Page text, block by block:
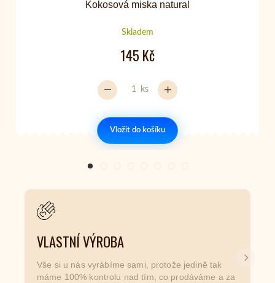
Kokosová miska natural
Skladem
145 Kč
ks
Vložit do košíku
VLASTNÍ VÝROBA
Vše si u nás vyrábíme sami, protože jedině tak
máme 100% kontrolu nad tím, co prodáváme a za
Další